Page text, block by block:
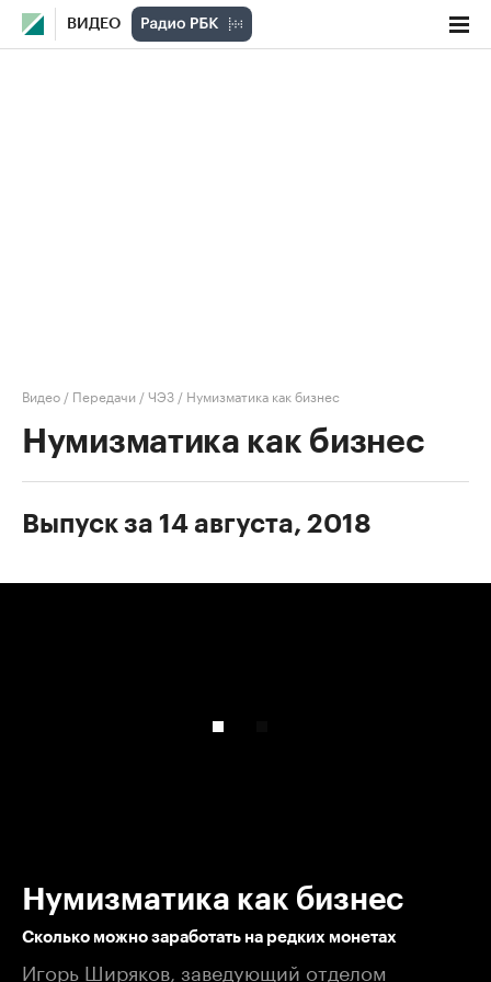
ВИДЕО
Видео / Передачи /ЧЭЗ / Нумизматика как бизнес
Нумизматика как бизнес
Выпуск за 14 августа, 2018
Нумизматика как бизнес
Сколько можно заработать на редких монетах
Игорь Ширяков, заведующий отделом